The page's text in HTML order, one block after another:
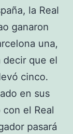
la Real
ganaron
una,
decir que el
cinco.
en sus
el Real
pasará